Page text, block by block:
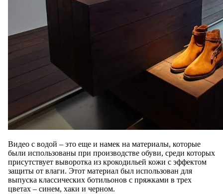
Видео с водой – это еще и намек на материалы, которые
были использованы при производстве обуви, среди которых
присутствует выворотка из крокодильей кожи с эффектом
защиты от влаги. Этот материал был использован для
выпуска классических ботильонов с пряжками в трех
цветах – синем, хаки и черном.